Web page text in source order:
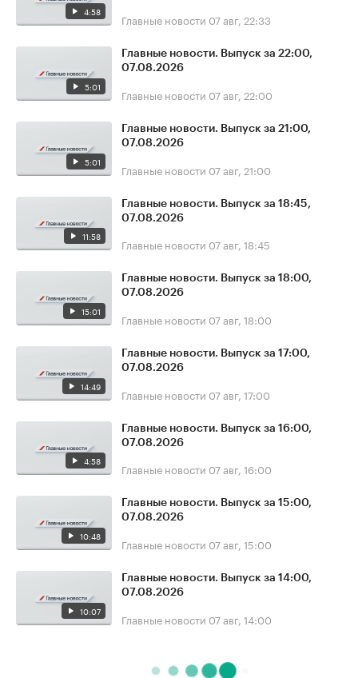
4:58 Главные новости 07 авг, 22:33
5:01
Главные новости. Выпуск за 22:00,
07.08.2026
Главные новости 07 авг, 22:00
5:01
Главные новости. Выпуск за 21:00,
07.08.2026
Главные новости 07 авг, 21:00
11:58
Главные новости. Выпуск за 18:45,
07.08.2026
Главные новости 07 авг, 18:45
15:01
Главные новости. Выпуск за 18:00,
07.08.2026
Главные новости 07 авг, 18:00
14:49
Главные новости. Выпуск за 17:00,
07.08.2026
Главные новости 07 авг, 17:00
4:58
Главные новости. Выпуск за 16:00,
07.08.2026
Главные новости 07 авг, 16:00
10:48
Главные новости. Выпуск за 15:00,
07.08.2026
Главные новости 07 авг, 15:00
10:07
Главные новости. Выпуск за 14:00,
07.08.2026
Главные новости 07 авг, 14:00